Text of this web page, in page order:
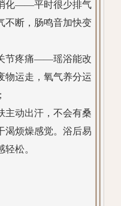
化——平时很少排气
不断，肠鸣音加快变
节疼痛——瑶浴能改
物运走，氧气养分运
主动出汗，不会有桑
渴烦燥感觉。浴后易
松。